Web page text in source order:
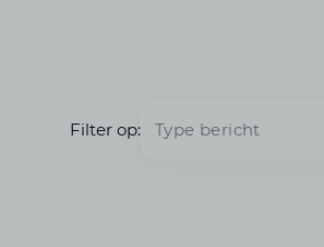
Filter op: Type bericht